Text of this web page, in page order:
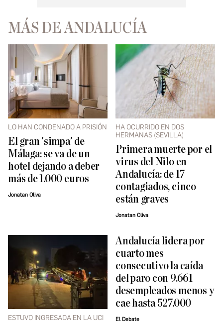
MÁS DE ANDALUCÍA
LO HAN CONDENADO A PRISIÓN
El gran 'simpa' de
Málaga: se va de un
hotel dejando a deber
más de 1.000 euros
Jonatan Oliva
HA OCURRIDO EN DOS
HERMANAS (SEVILLA)
Primera muerte por el
virus del Nilo en
Andalucía: de 17
contagiados, cinco
están graves
Jonatan Oliva
ESTUVO INGRESADA EN LA UCI
Andalucía lidera por
cuarto mes
consecutivo la caída
del paro con 9.661
desempleados menos y
cae hasta 527.000
El Debate